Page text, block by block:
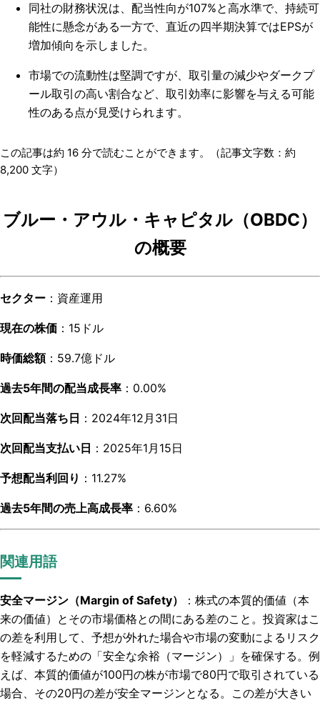
同社の財務状況は、配当性向が107%と高水準で、持続可
能性に懸念がある一方で、直近の四半期決算ではEPSが
増加傾向を示しました。
市場での流動性は堅調ですが、取引量の減少やダークプ
ール取引の高い割合など、取引効率に影響を与える可能
性のある点が見受けられます。
この記事は約 16 分で読むことができます。（記事文字数：約
8,200 文字）
ブルー・アウル・キャピタル（OBDC）
の概要
セクター ：資産運用
現在の株価 ：15ドル
時価総額：59.7億ドル
過去5年間の配当成長率 ：0.00%
次回配当落ち日 ：2024年12月31日
次回配当支払い日 ：2025年1月15日
予想配当利回り ：11.27%
過去5年間の売上高成長率 ：6.60%
関連用語
安全マージン（Margin of Safety）
：株式の本質的価値（本
来の価値）とその市場価格との間にある差のこと。投資家はこ
の差を利用して、予想が外れた場合や市場の変動によるリスク
を軽減するための「安全な余裕（マージン）」を確保する。例
えば、本質的価値が100円の株が市場で80円で取引されている
場合、その20円の差が安全マージンとなる。この差が大きい